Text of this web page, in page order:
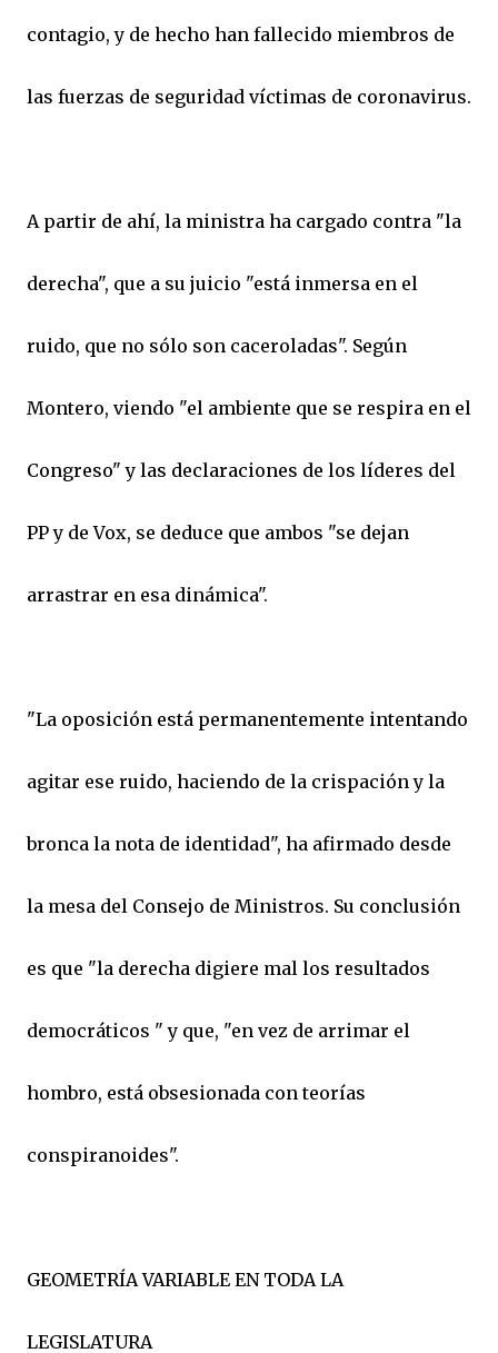
contagio, y de hecho han fallecido miembros de
las fuerzas de seguridad víctimas de coronavirus.
A partir de ahí, la ministra ha cargado contra "la
derecha", que a su juicio "está inmersa en el
ruido, que no sólo son caceroladas". Según
Montero, viendo "el ambiente que se respira en el
Congreso" y las declaraciones de los líderes del
PP y de Vox, se deduce que ambos "se dejan
arrastrar en esa dinámica".
"La oposición está permanentemente intentando
agitar ese ruido, haciendo de la crispación y la
bronca la nota de identidad", ha afirmado desde
la mesa del Consejo de Ministros. Su conclusión
es que "la derecha digiere mal los resultados
democráticos " y que, "en vez de arrimar el
hombro, está obsesionada con teorías
conspiranoides".
GEOMETRÍA VARIABLE EN TODA LA
LEGISLATURA